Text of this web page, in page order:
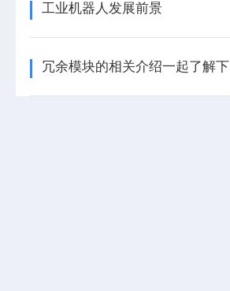
工业机器人发展前景
冗余模块的相关介绍一起了解下